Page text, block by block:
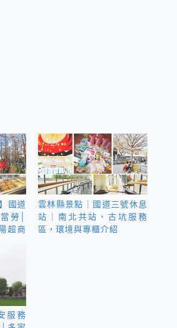
國道
勞│
超商
雲林縣景點｜國道三號休息
站｜南北共站、古坑服務
區，環境與專櫃介紹
服務